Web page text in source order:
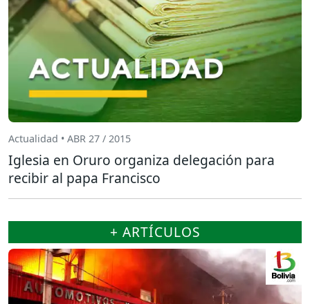
Actualidad • ABR 27 / 2015
Iglesia en Oruro organiza delegación para
recibir al papa Francisco
+ ARTÍCULOS